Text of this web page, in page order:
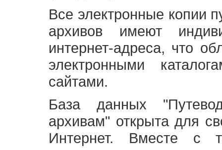
Все электронные копии
архивов имеют
интернет-адреса, что
электронными
сайтами.
База данных
архивам" открыта для
Интернет. Вместе с